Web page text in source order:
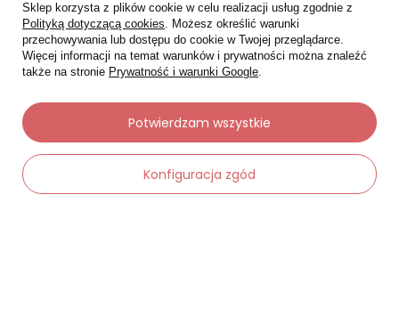
Status zamówienia
Śledzenie przesyłki
Chcę zareklamować produkt
Sklep korzysta z plików cookie w celu realizacji usług zgodnie z
Polityką dotyczącą cookies. Możesz określić warunki
przechowywania lub dostępu do cookie w Twojej przeglądarce.
Więcej informacji na temat warunków i prywatności można znaleźć
także na stronie Prywatność i warunki Google.
Konfiguracja zgód
Potwierdzam wszystkie